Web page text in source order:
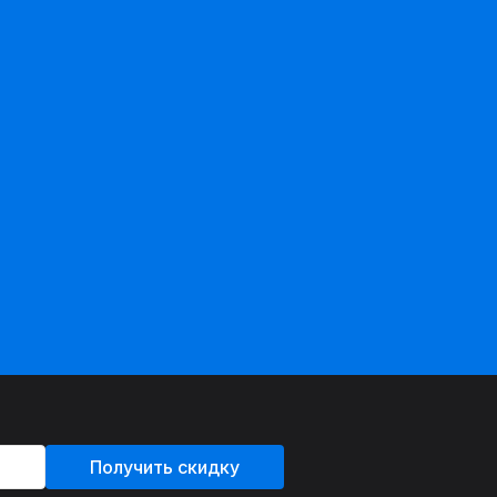
Получить скидку